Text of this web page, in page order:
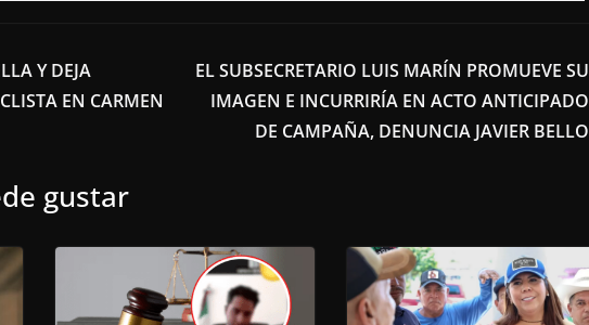
Y DEJA
EN CARMEN
EL SUBSECRETARIO LUIS MARÍN PROMUEVE SU
IMAGEN E INCURRIRÍA EN ACTO ANTICIPADO
DE CAMPAÑA, DENUNCIA JAVIER BELLO
gustar